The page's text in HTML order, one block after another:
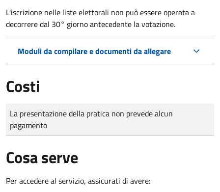
L'iscrizione nelle liste elettorali non può essere operata a
decorrere dal 30° giorno antecedente la votazione.
Moduli da compilare e documenti da allegare
Costi
Tipo di pagamento
Importo
La presentazione della pratica non prevede alcun
pagamento
Cosa serve
Per accedere al servizio, assicurati di avere: